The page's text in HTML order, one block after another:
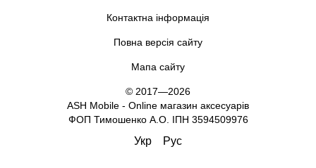
Контактна інформація
Повна версія сайту
Мапа сайту
© 2017—2026
ASH Mobile - Online магазин аксесуарів
ФОП Тимошенко А.О. ІПН 3594509976
Укр Рус